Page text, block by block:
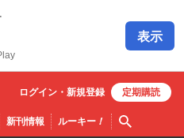
表示
新刊情報 ルーキー！ 検索
ログイン・ 新規登録 定期購読